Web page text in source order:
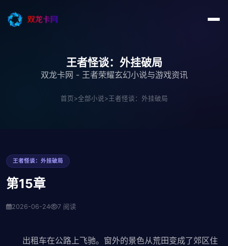
王者怪谈：外挂破局
双龙卡网 - 王者荣耀玄幻小说与游戏资讯
首页>全部小说>王者怪谈：外挂破局
王者怪谈：外挂破局
第15章
2026-06-24 7 阅读
出租车在公路上飞驰。窗外的景色从荒田变成了郊区住